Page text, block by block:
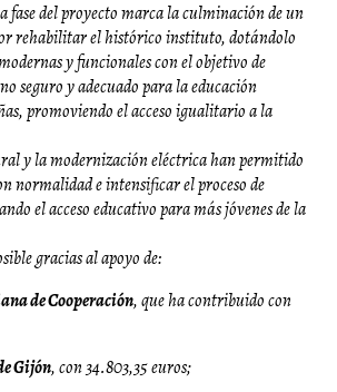
fase del proyecto marca la culminación de un
rehabilitar el histórico instituto, dotándolo
y funcionales con el objetivo de
seguro y adecuado para la educación
promoviendo el acceso igualitario a la
y la modernización eléctrica han permitido
normalidad e intensificar el proceso de
el acceso educativo para más jóvenes de la
gracias al apoyo de:
de Cooperación, que ha contribuido con
Gijón, con 34.803,35 euros;